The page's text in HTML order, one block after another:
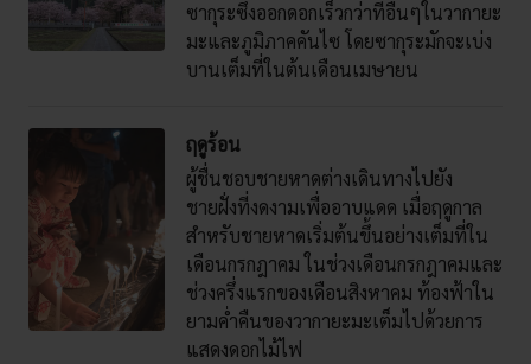
ซากุระซึ่งออกดอกเร็วกว่าที่อื่นๆในวากายะ
มะและภูมิภาคคันไซ โดยซากุระมักจะเบ่ง
บานเต็มที่ในต้นเดือนเมษายน
ฤดูร้อน
ผู้ชื่นชอบชายหาดต่างเดินทางไปยัง
ชายฝั่งที่งดงามเพื่ออาบแดด เมื่อฤดูกาล
สำหรับชายหาดเริ่มต้นขึ้นอย่างเต็มที่ใน
เดือนกรกฎาคม ในช่วงเดือนกรกฎาคมและ
ช่วงครึ่งแรกของเดือนสิงหาคม ท้องฟ้าใน
ยามค่ำคืนของวากายะมะเต็มไปด้วยการ
แสดงดอกไม้ไฟ